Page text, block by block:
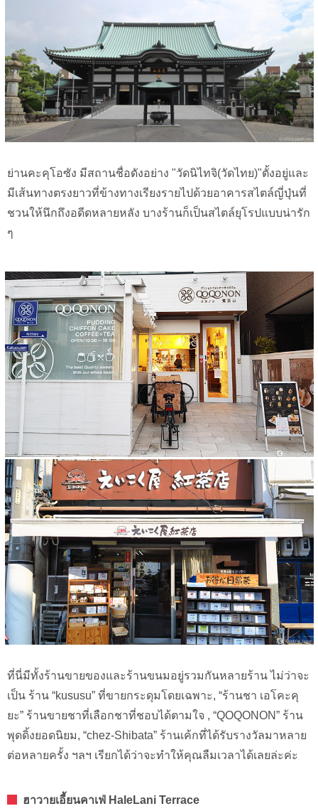
ย่านคะคุโอซัง มีสถานชื่อดังอย่าง "วัดนิไทจิ(วัดไทย)"ตั้งอยู่และ
มีเส้นทางตรงยาวที่ข้างทางเรียงรายไปด้วยอาคารสไตล์ญี่ปุ่นที่
ชวนให้นึกถึงอดีดหลายหลัง บางร้านก็เป็นสไตล์ยุโรปแบบน่ารัก
ๆ
ที่นี่มีทั้งร้านขายของและร้านขนมอยู่รวมกันหลายร้าน ไม่ว่าจะ
เป็น ร้าน “kususu” ที่ขายกระดุมโดยเฉพาะ, “ร้านชา เอโคะคุ
ยะ” ร้านขายชาที่เลือกชาที่ชอบได้ตามใจ , “QOQONON” ร้าน
พุดดิ้งยอดนิยม, “chez-Shibata” ร้านเค้กที่ได้รับรางวัลมาหลาย
ต่อหลายครั้ง ฯลฯ เรียกได้ว่าจะทำให้คุณลืมเวลาได้เลยล่ะค่ะ
ฮาวายเอี้ยนคาเฟ่ HaleLani Terrace